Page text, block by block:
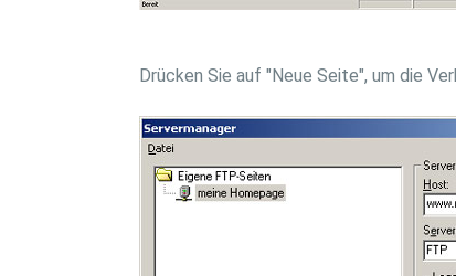
Drücken Sie auf "Neue Seite", um die